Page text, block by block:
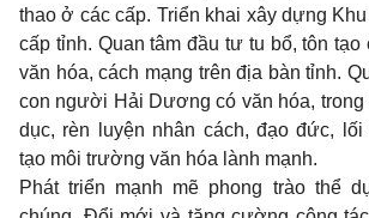
thao ở các cấp. Triển khai xây dựng
cấp tỉnh. Quan tâm đầu tư tu bổ, tôn
văn hóa, cách mạng trên địa bàn tỉnh.
con người Hải Dương có văn hóa, trong
dục, rèn luyện nhân cách, đạo đức, lối
tạo môi trường văn hóa lành mạnh.
Phát triển mạnh mẽ phong trào thể